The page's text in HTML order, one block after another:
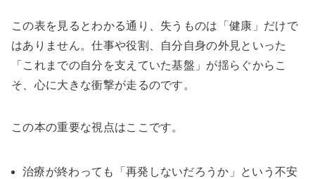
この表を見るとわかる通り、失うものは「健康」だけで
はありません。仕事や役割、自分自身の外見といった
「これまでの自分を支えていた基盤」が揺らぐからこ
そ、心に大きな衝撃が走るのです。
この本の重要な視点はここです。
治療が終わっても「再発しないだろうか」という不安